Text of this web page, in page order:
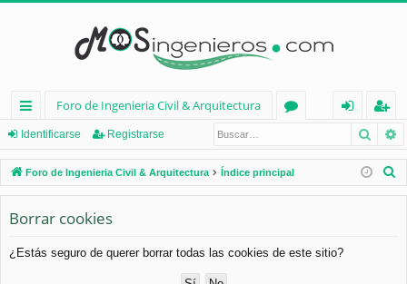
nl
ac
es
rá
pi
Foro de Ingenieria Civil & Arquitectura
os
nt
ifi
eg
ist
ra
Identificarse Registrarse
Foro de Ingenieria Civil & Arquitectura Índice principal
Borrar cookies
¿Estás seguro de querer borrar todas las cookies de este sitio?